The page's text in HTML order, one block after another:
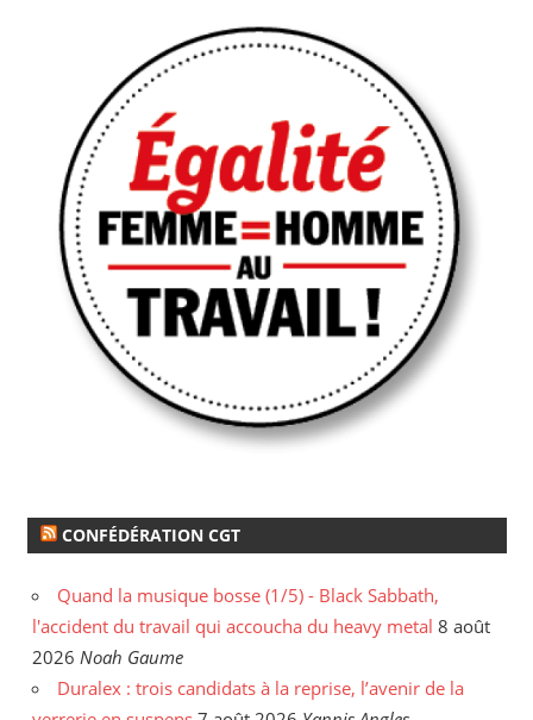
CONFÉDÉRATION CGT
Quand la musique bosse (1/5) - Black Sabbath,
l'accident du travail qui accoucha du heavy metal 8 août
2026 Noah Gaume
Duralex : trois candidats à la reprise, l’avenir de la